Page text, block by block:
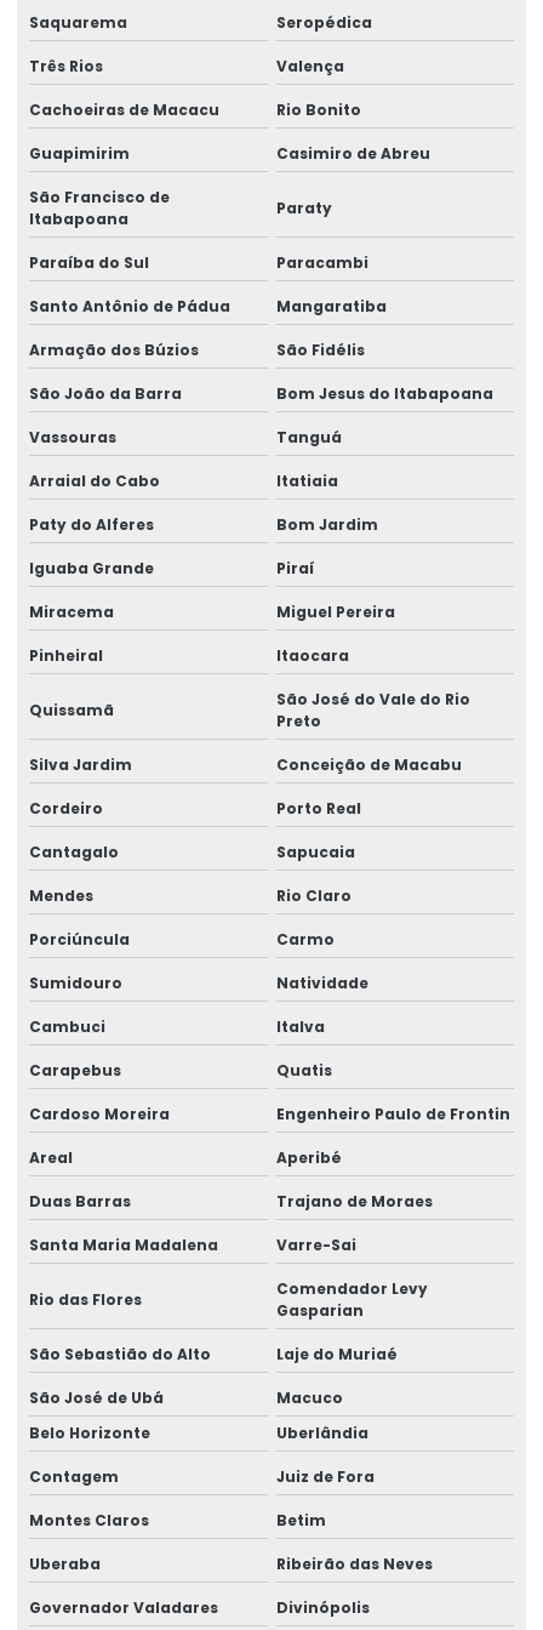
Gancho para ponte rolante
Importadora de equipamento swf
Importadora de peças ponte rolante multimarcas
Inspeção De Pontes Rolantes Conforme Abnt
Instalação de barramento blindado
Instalação De Pontes Rolantes Com Segurança
Instalação de nr 12 em pontes rolantes
Inversor de frequência para ponte rolante
Laudo de ponte rolante
Limitador de carga para ponte rolante
Manutenção Corretiva De Pontes Rolantes
Manutenção corretiva de ponte rolante em am
Manutenção corretiva em pontes rolantes
Manutenção corretiva em talhas
Manutenção De Pontes Rolantes
Manutenção ponte rolante
Manutenção ponte rolante rio de janeiro
Manutenção ponte rolante swf
Manutenção preventiva de ponte rolante em am
Manutenção preventiva ponte rolante araquari
Manutenção preventiva ponte rolante caxias do sul
Manutenção preventiva ponte rolante curitiba
Manutenção preventiva ponte rolante itajaí
Manutenção preventiva ponte rolante jaraguá do sul
Manutenção preventiva ponte rolante joinville
Manutenção preventiva de ponte rolante em mg
Manutenção preventiva de ponte rolante em pr
Manutenção preventiva ponte rolante rio do sul
Manutenção preventiva de ponte rolante em rs
Manutenção preventiva ponte rolante são josé dos pinhais
Manutenção preventiva de ponte rolante em sc
Saquarema Seropédica
Três Rios Valença
Cachoeiras de Macacu Rio Bonito
Guapimirim Casimiro de Abreu
São Francisco de
Itabapoana
Paraty
Paraíba do Sul Paracambi
Santo Antônio de Pádua Mangaratiba
Armação dos Búzios São Fidélis
São João da Barra Bom Jesus do Itabapoana
Vassouras Tanguá
Arraial do Cabo Itatiaia
Paty do Alferes Bom Jardim
Iguaba Grande Piraí
Miracema Miguel Pereira
Pinheiral Itaocara
Quissamã
São José do Vale do Rio
Preto
Silva Jardim Conceição de Macabu
Cordeiro Porto Real
Cantagalo Sapucaia
Mendes Rio Claro
Porciúncula Carmo
Sumidouro Natividade
Cambuci Italva
Carapebus Quatis
Cardoso Moreira Engenheiro Paulo de Frontin
Areal Aperibé
Duas Barras Trajano de Moraes
Santa Maria Madalena Varre-Sai
Rio das Flores
Comendador Levy
Gasparian
São Sebastião do Alto Laje do Muriaé
São José de Ubá
Macuco
Belo Horizonte
Uberlândia
Contagem Juiz de Fora
Montes Claros Betim
Uberaba Ribeirão das Neves
Governador Valadares Divinópolis